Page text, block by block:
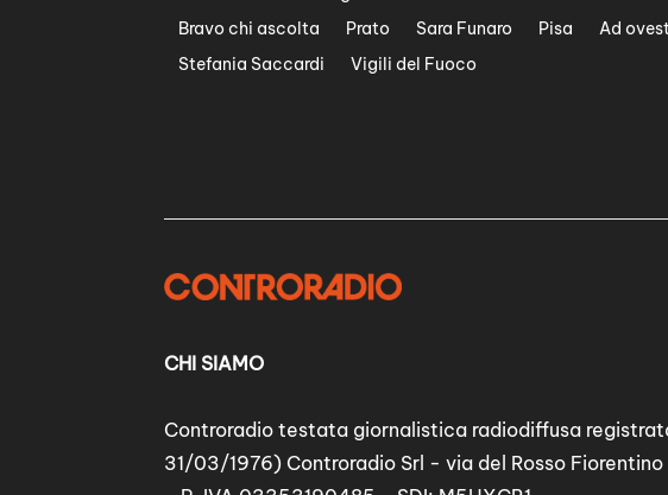
Bravo chi ascolta
Prato Sara Funaro Pisa Ad
Stefania Saccardi
Vigili del Fuoco
CHI SIAMO
Controradio testata giornalistica radiodiffusa
31/03/1976) Controradio Srl - via del Rosso